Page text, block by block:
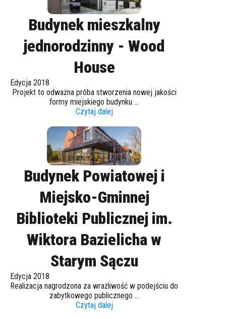
Budynek mieszkalny
jednorodzinny - Wood
House
Edycja 2018
Projekt to odważna próba stworzenia nowej jakości
formy miejskiego budynku ...
Czytaj dalej
Budynek Powiatowej i
Miejsko-Gminnej
Biblioteki Publicznej im.
Wiktora Bazielicha w
Starym Sączu
Edycja 2018
Realizacja nagrodzona za wrażliwość w podejściu do
zabytkowego publicznego ...
Czytaj dalej